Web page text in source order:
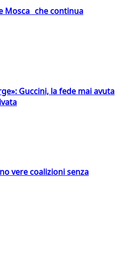
Mosca che continua
Guccini, la fede mai avuta
vere coalizioni senza